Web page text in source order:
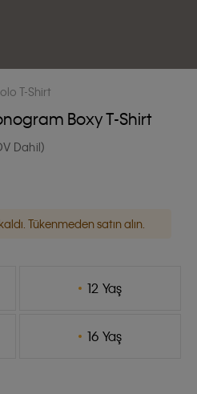
T-Shirt
Boxy T-Shirt
Dahil)
Tükenmeden satın alın.
12 Yaş
16 Yaş